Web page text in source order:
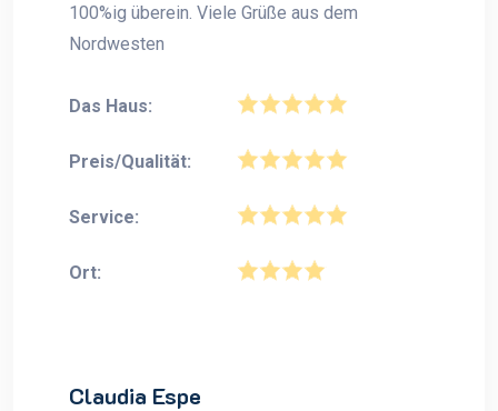
100%ig überein. Viele Grüße aus dem
Nordwesten
Das Haus:
Preis/Qualität:
Service:
Ort:
Claudia Espe